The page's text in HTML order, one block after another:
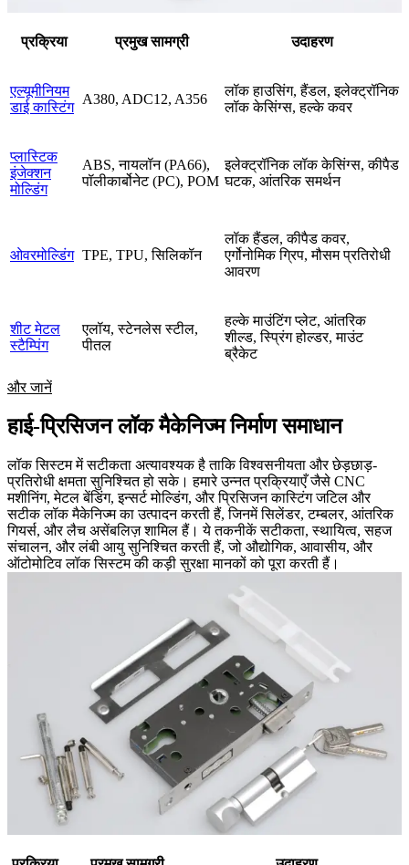
प्रक्रिया प्रमुख सामग्री उदाहरण
एल्यूमीनियम
डाई कास्टिंग
A380, ADC12, A356
लॉक हाउसिंग, हैंडल, इलेक्ट्रॉनिक
लॉक केसिंग्स, हल्के कवर
प्लास्टिक
इंजेक्शन
मोल्डिंग
ABS, नायलॉन (PA66),
पॉलीकार्बोनेट (PC), POM
इलेक्ट्रॉनिक लॉक केसिंग्स, कीपैड
घटक, आंतरिक समर्थन
ओवरमोल्डिंग TPE, TPU, सिलिकॉन
लॉक हैंडल, कीपैड कवर,
एर्गोनोमिक ग्रिप, मौसम प्रतिरोधी
आवरण
शीट मेटल
स्टैम्पिंग
एलॉय, स्टेनलेस स्टील,
पीतल
हल्के माउंटिंग प्लेट, आंतरिक
शील्ड, स्प्रिंग होल्डर, माउंट
ब्रैकेट
और जानें
हाई-प्रिसिजन लॉक मैकेनिज्म निर्माण समाधान
लॉक सिस्टम में सटीकता अत्यावश्यक है ताकि विश्वसनीयता और छेड़छाड़-
प्रतिरोधी क्षमता सुनिश्चित हो सके। हमारे उन्नत प्रक्रियाएँ जैसे CNC
मशीनिंग, मेटल बेंडिंग, इन्सर्ट मोल्डिंग, और प्रिसिजन कास्टिंग जटिल और
सटीक लॉक मैकेनिज्म का उत्पादन करती हैं, जिनमें सिलेंडर, टम्बलर, आंतरिक
गियर्स, और लैच असेंबलिज़ शामिल हैं। ये तकनीकें सटीकता, स्थायित्व, सहज
संचालन, और लंबी आयु सुनिश्चित करती हैं, जो औद्योगिक, आवासीय, और
ऑटोमोटिव लॉक सिस्टम की कड़ी सुरक्षा मानकों को पूरा करती हैं।